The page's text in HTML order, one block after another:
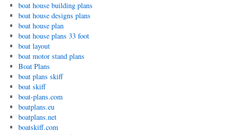
boat house building plans
boat house designs plans
boat house plan
boat house plans 33 foot
boat layout
boat motor stand plans
Boat Plans
boat plans skiff
boat skiff
boat-plans.com
boatplans.eu
boatplans.net
boatskiff.com